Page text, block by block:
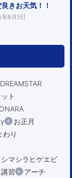
良きお天気！！
8月5日
DREAMSTAR
ト
お正月
わり
マシラヒゲエビ
習
アーチ